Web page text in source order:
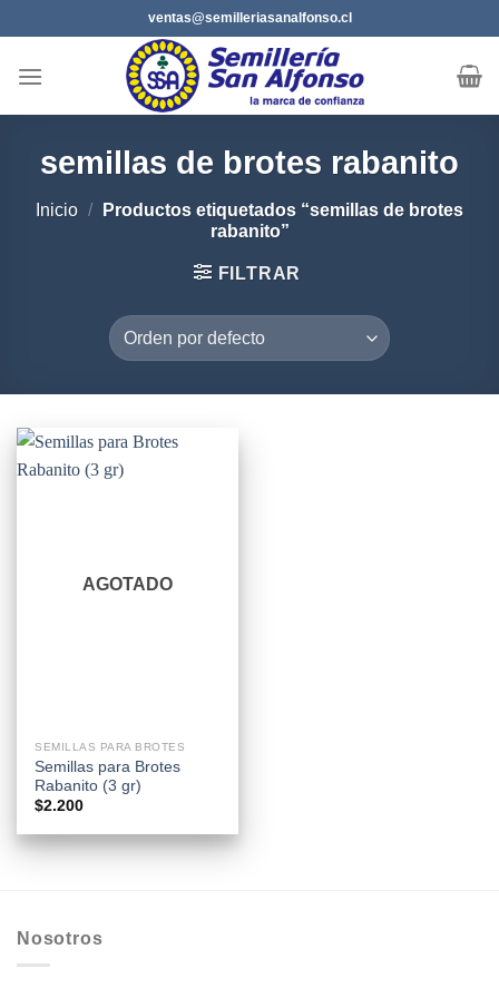
al
contenido
ventas@semilleriasanalfonso.cl
semillas de brotes rabanito
Inicio /
Productos etiquetados “semillas de brotes
rabanito”
FILTRAR
AGOTADO
SEMILLAS PARA BROTES
Semillas para Brotes
Rabanito (3 gr)
$2.200
Nosotros